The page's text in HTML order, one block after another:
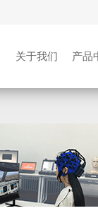
关于我们 产品